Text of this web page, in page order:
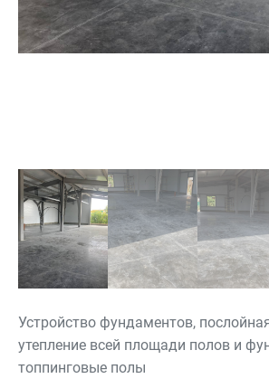
Устройство фундаментов,
утепление всей площади полов и
топпинговые полы